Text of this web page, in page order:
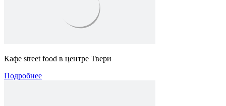
Кафе street food в центре Твери
Подробнее